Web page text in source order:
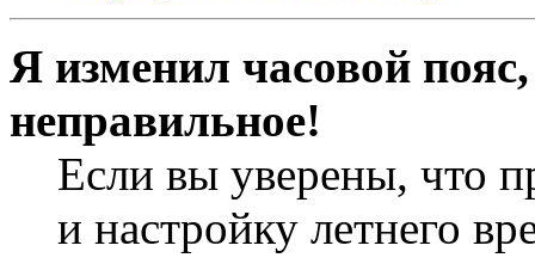
Я изменил часовой
неправильное!
Если вы уверены, что
и настройку летнего